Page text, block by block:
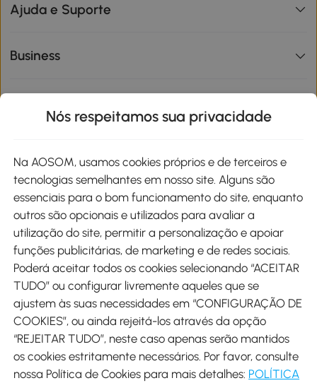
Ajuda e Suporte
Business
Métodos de pagamento
Envio
Descarregar Aosom App
Nós respeitamos sua privacidade
Na AOSOM, usamos cookies próprios e de terceiros e
tecnologias semelhantes em nosso site. Alguns são
essenciais para o bom funcionamento do site, enquanto
outros são opcionais e utilizados para avaliar a
utilização do site, permitir a personalização e apoiar
funções publicitárias, de marketing e de redes sociais.
Poderá aceitar todos os cookies selecionando “ACEITAR
TUDO” ou configurar livremente aqueles que se
ajustem às suas necessidades em “CONFIGURAÇÃO DE
COOKIES”, ou ainda rejeitá-los através da opção
“REJEITAR TUDO”, neste caso apenas serão mantidos
os cookies estritamente necessários. Por favor, consulte
nossa Política de Cookies para mais detalhes: POLÍTICA